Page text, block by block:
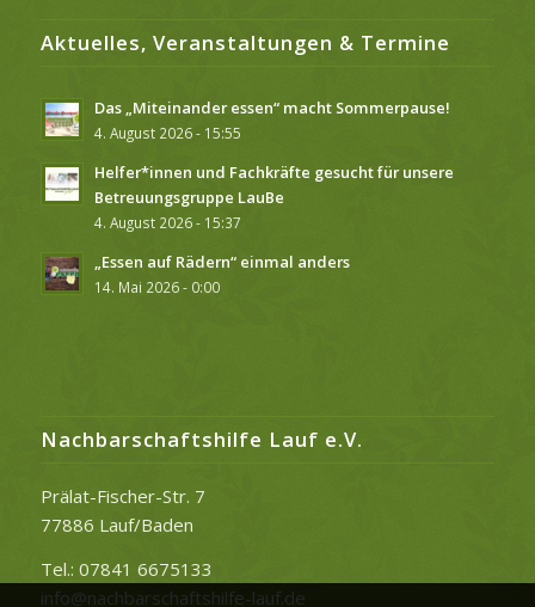
Aktuelles, Veranstaltungen & Termine
Das „Miteinander essen“ macht Sommerpause!
4. August 2026 - 15:55
Helfer*innen und Fachkräfte gesucht für unsere
Betreuungsgruppe LauBe
4. August 2026 - 15:37
„Essen auf Rädern“ einmal anders
14. Mai 2026 - 0:00
Nachbarschaftshilfe Lauf e.V.
Prälat-Fischer-Str. 7
77886 Lauf/Baden
Tel.: 07841 6675133
info@nachbarschaftshilfe-lauf.de